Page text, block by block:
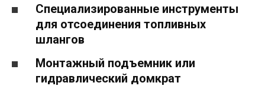
Специализированные инструменты
для отсоединения топливных
шлангов
Монтажный подъемник или
гидравлический домкрат